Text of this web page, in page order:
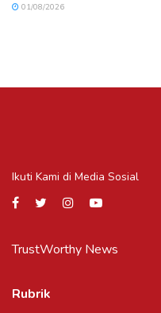
01/08/2026
Ikuti Kami di Media Sosial
TrustWorthy News
Rubrik